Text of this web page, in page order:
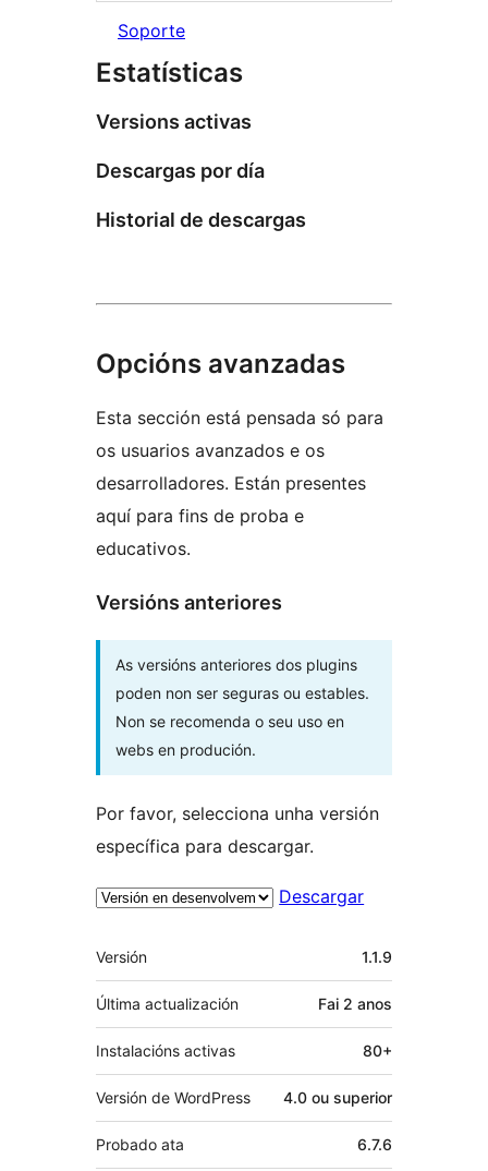
Soporte
Estatísticas
Versions activas
Descargas por día
Historial de descargas
Opcións avanzadas
Esta sección está pensada só para
os usuarios avanzados e os
desarrolladores. Están presentes
aquí para fins de proba e
educativos.
Versións anteriores
As versións anteriores dos plugins
poden non ser seguras ou estables.
Non se recomenda o seu uso en
webs en produción.
Por favor, selecciona unha versión
específica para descargar.
Descargar
Meta
Versión 1.1.9
Última actualización Fai 2 anos
Instalacións activas 80+
Versión de WordPress 4.0 ou superior
Probado ata 6.7.6